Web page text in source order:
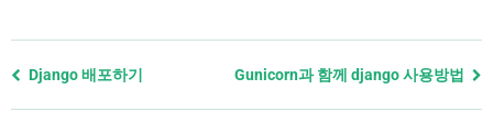
Previous
Django 배포하기 Gunicorn과 함께 django 사용방법